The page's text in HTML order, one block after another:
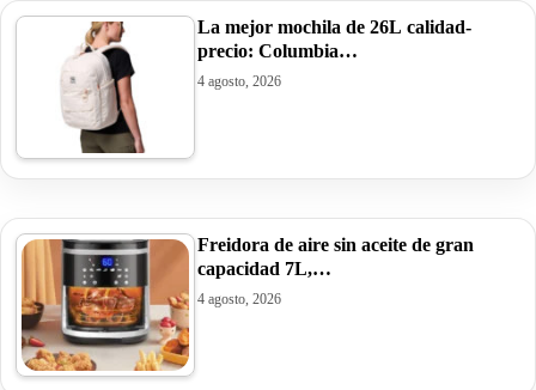
La mejor mochila de 26L calidad-
precio: Columbia…
4 agosto, 2026
Freidora de aire sin aceite de gran
capacidad 7L,…
4 agosto, 2026